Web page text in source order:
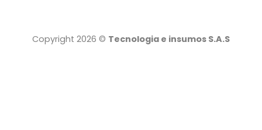
Copyright 2026 © Tecnologia e insumos S.A.S